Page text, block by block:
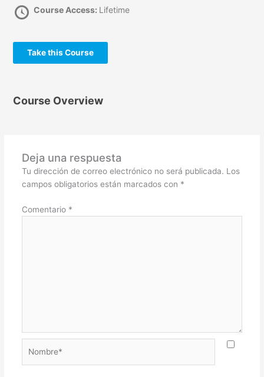
Course Access: Lifetime
Take this Course
Course Overview
Deja una respuesta
Tu dirección de correo electrónico no será publicada. Los
campos obligatorios están marcados con *
Comentario *